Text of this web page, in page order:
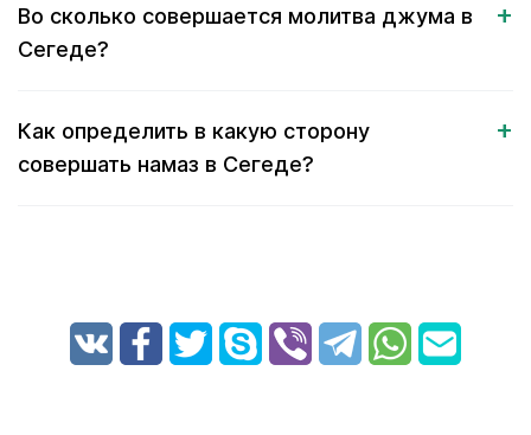
Во сколько совершается молитва джума в
Сегеде?
Как определить в какую сторону
совершать намаз в Сегеде?